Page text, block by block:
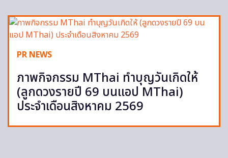
PR NEWS
ภาพกิจกรรม MThai ทำบุญวันเกิดให้
(ลูกดวงรายปี 69 บนแอป MThai)
ประจำเดือนสิงหาคม 2569